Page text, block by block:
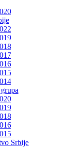
Srbije